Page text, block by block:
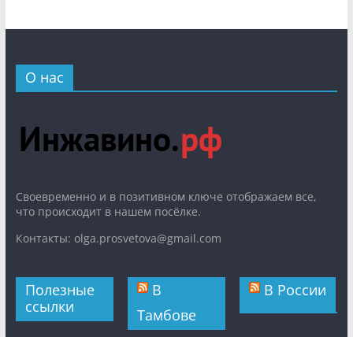
О нас
Cвоевременно и в позитивном ключе отображаем все,
что происходит в нашем посёлке.
Контакты: olga.prosvetova@gmail.com
Полезные
ссылки
В
Тамбове
В России